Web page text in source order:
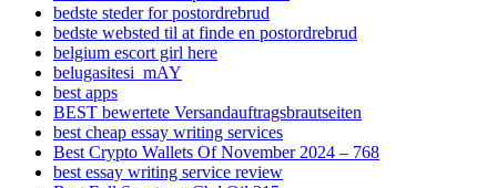
bedste steder for postordrebrud
bedste websted til at finde en postordrebrud
belgium escort girl here
belugasitesi_mAY
best apps
BEST bewertete Versandauftragsbrautseiten
best cheap essay writing services
Best Crypto Wallets Of November 2024 – 768
best essay writing service review